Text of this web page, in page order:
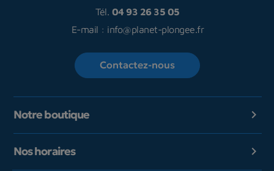
Tél. 04 93 26 35 05
E-mail : info@planet-plongee.fr
Contactez-nous
Notre boutique 
Nos horaires 